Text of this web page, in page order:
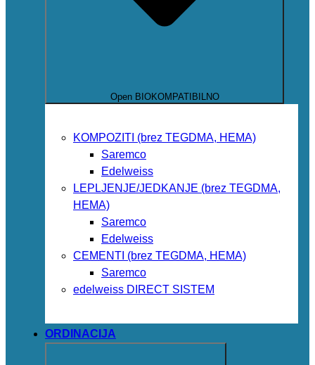
Open BIOKOMPATIBILNO
KOMPOZITI (brez TEGDMA, HEMA)
Saremco
Edelweiss
LEPLJENJE/JEDKANJE (brez TEGDMA,
HEMA)
Saremco
Edelweiss
CEMENTI (brez TEGDMA, HEMA)
Saremco
edelweiss DIRECT SISTEM
ORDINACIJA